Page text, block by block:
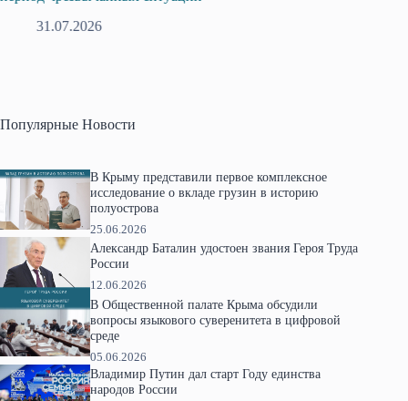
31.07.2026
Популярные Новости
В Крыму представили первое комплексное
исследование о вкладе грузин в историю
полуострова
25.06.2026
Александр Баталин удостоен звания Героя Труда
России
12.06.2026
В Общественной палате Крыма обсудили
вопросы языкового суверенитета в цифровой
среде
05.06.2026
Владимир Путин дал старт Году единства
народов России